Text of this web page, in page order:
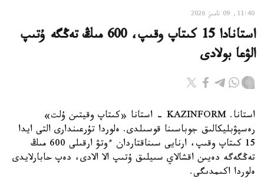
11:40, 09 تامىز 2026
استانادا 15 كىتاپ وقىپ، 600 مىڭ تەڭگە ۇتىپ
الۋعا بولادى
استانا. KAZINFORM - استانا «كىتاپ وقيتىن ۇلت»
رەسپۋبليكالىق جوباسىنا قوسىلدى. ەلوردا تۇرعىندارى التى ايدا
15 كىتاپ وقىپ، ارنايى سىناقتاردان ءوتۋ ارقىلى 600 مىڭ
تەڭگەگە دەيىن اقشالاي سىيلىق ۇتىپ الا الادى، دەپ حابارلايدى
ەلوردا اكىمدىگى.